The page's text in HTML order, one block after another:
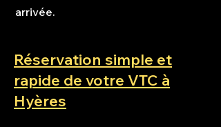
arrivée.
Réservation simple et
rapide de votre VTC à
Hyères